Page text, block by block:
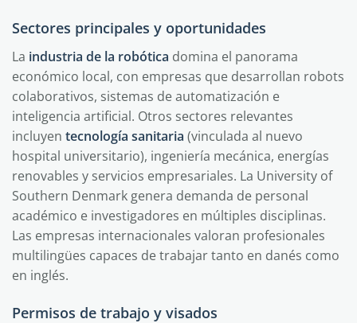
Sectores principales y oportunidades
La industria de la robótica domina el panorama
económico local, con empresas que desarrollan robots
colaborativos, sistemas de automatización e
inteligencia artificial. Otros sectores relevantes
incluyen tecnología sanitaria (vinculada al nuevo
hospital universitario), ingeniería mecánica, energías
renovables y servicios empresariales. La University of
Southern Denmark genera demanda de personal
académico e investigadores en múltiples disciplinas.
Las empresas internacionales valoran profesionales
multilingües capaces de trabajar tanto en danés como
en inglés.
Permisos de trabajo y visados